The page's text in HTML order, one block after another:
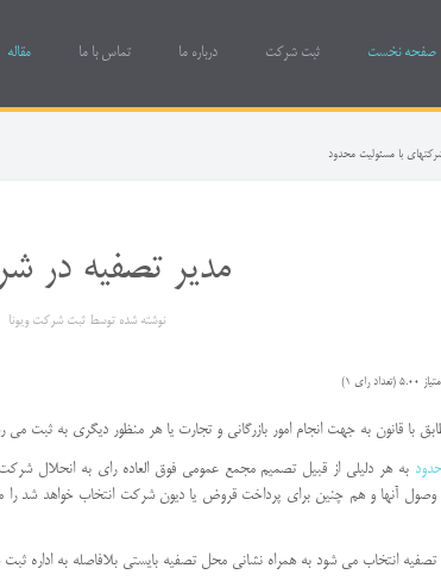
صفحه نخست ثبت شرکت درباره ما تماس با ما مقاله
با مسئولیت محدود
مدیر تصفیه در
نوشته شده توسطثبت شرکت ویونا
5.00 (تعداد رای 1)
با قانون به جهت انجام امور بازرگانی و تجارت یا هر منظور دیگری به ثبت
به هر دلیلی از قبیل تصمیم مجمع عمومی فوق العاده رای به انحلال
آنها و هم چنین برای پرداخت قروض یا دیون شرکت انتخاب خواهد شد را
انتخاب می شود به همراه نشانی محل تصفیه بایستی بلافاصله به اداره